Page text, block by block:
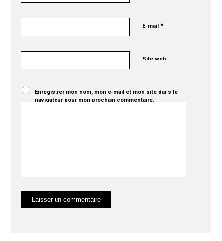
E-mail*
Site web
Enregistrer mon nom, mon e-mail et mon site dans le
navigateur pour mon prochain commentaire.